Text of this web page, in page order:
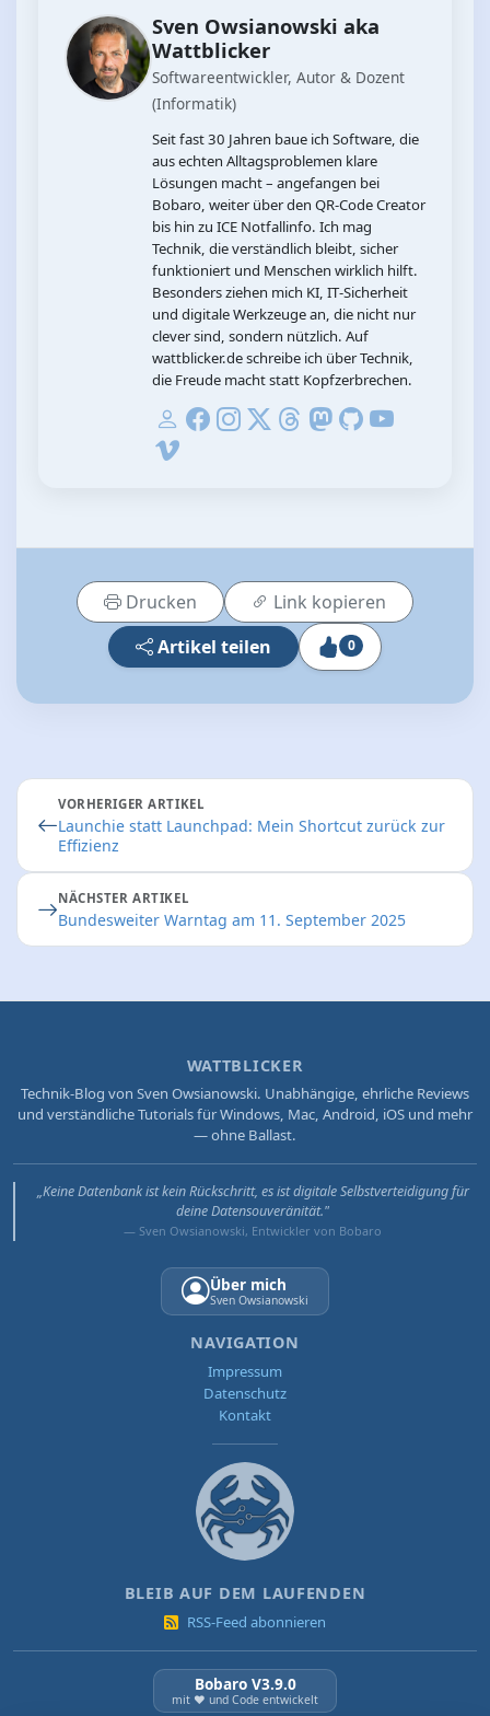
Sven Owsianowski aka
Wattblicker
Softwareentwickler, Autor & Dozent
(Informatik)
Seit fast 30 Jahren baue ich Software, die
aus echten Alltagsproblemen klare
Lösungen macht – angefangen bei
Bobaro, weiter über den QR‑Code Creator
bis hin zu ICE Notfallinfo. Ich mag
Technik, die verständlich bleibt, sicher
funktioniert und Menschen wirklich hilft.
Besonders ziehen mich KI, IT‑Sicherheit
und digitale Werkzeuge an, die nicht nur
clever sind, sondern nützlich. Auf
wattblicker.de schreibe ich über Technik,
die Freude macht statt Kopfzerbrechen.
Drucken
Link kopieren
Artikel teilen
0
VORHERIGER ARTIKEL
Launchie statt Launchpad: Mein Shortcut zurück zur
Effizienz
NÄCHSTER ARTIKEL
Bundesweiter Warntag am 11. September 2025
WATTBLICKER
Technik-Blog von Sven Owsianowski. Unabhängige, ehrliche Reviews
und verständliche Tutorials für Windows, Mac, Android, iOS und mehr
— ohne Ballast.
„Keine Datenbank ist kein Rückschritt, es ist digitale Selbstverteidigung für
deine Datensouveränität."
— Sven Owsianowski, Entwickler von Bobaro
Über mich
Sven Owsianowski
NAVIGATION
Impressum
Datenschutz
Kontakt
BLEIB AUF DEM LAUFENDEN
RSS-Feed abonnieren
Bobaro V3.9.0
mit ❤️ und Code entwickelt